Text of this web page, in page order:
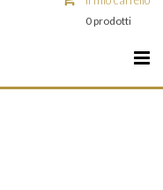
0 prodotti